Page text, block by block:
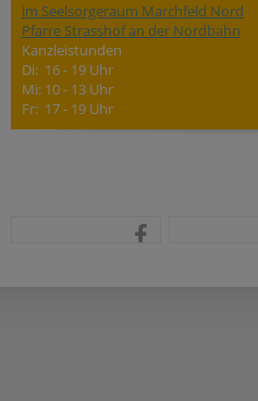
im Seelsorgeraum Marchfeld Nord
Pfarre Strasshof an der Nordbahn
Kanzleistunden
Di: 16 - 19 Uhr
Mi: 10 - 13 Uhr
Fr: 17 - 19 Uhr